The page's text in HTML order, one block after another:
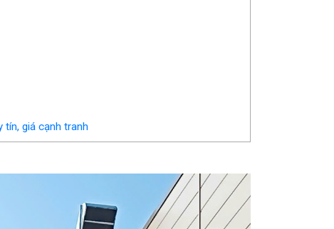
tín, giá cạnh tranh